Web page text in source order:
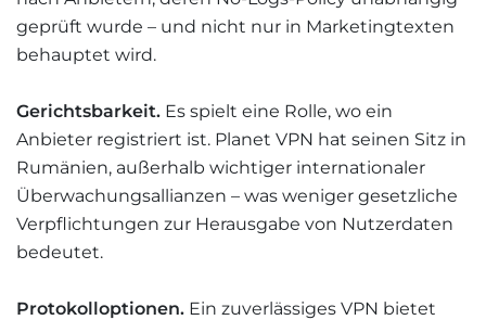
geprüft wurde – und nicht nur in Marketingtexten
behauptet wird.
Gerichtsbarkeit. Es spielt eine Rolle, wo ein
Anbieter registriert ist. Planet VPN hat seinen Sitz in
Rumänien, außerhalb wichtiger internationaler
Überwachungsallianzen – was weniger gesetzliche
Verpflichtungen zur Herausgabe von Nutzerdaten
bedeutet.
Protokolloptionen. Ein zuverlässiges VPN bietet